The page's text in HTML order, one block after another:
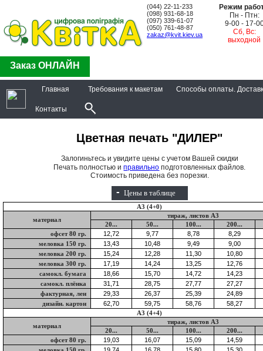
(044) 22-11-233
(098) 931-68-18
(097) 339-61-07
(050) 761-48-87
zakaz@kvit.kiev.ua
Режим
Пн - Птн:
9-00 - 17-
Сб, Вс:
выходной
Заказ ОНЛАЙН
Главная Требования к макетам Способы оплаты.
Контакты
Цветная печать "ДИЛЕР"
Залогиньтесь и увидите цены с учетом Вашей скидки
Печать полностью иправильно подготовленных файлов.
Стоимость приведена без порезки.
- Цены в таблице
А3 (4+0)
материал
тираж, листов А3
20...
50... 100...
200...
офсет 80 гр.
меловка 150 гр.
меловка 200 гр.
меловка 300 гр.
самокл. бумага
самокл. плёнка
фактурная, лен
дизайн. картон
А3 (4+4)
материал
тираж, листов А3
20...
50... 100...
200...
офсет 80 гр.